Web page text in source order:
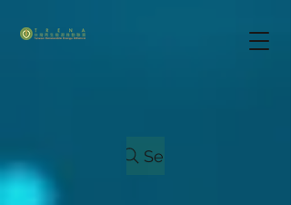
Search